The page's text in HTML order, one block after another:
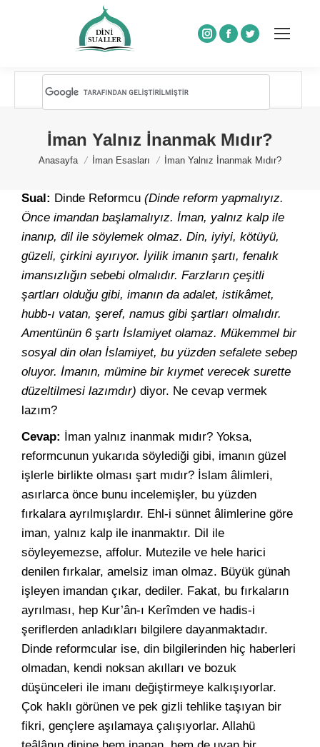
Instagram
Facebook
Twitter
İman Yalnız İnanmak Mıdır?
You are here:
Anasayfa İman Esasları İman Yalnız İnanmak Mıdır?
Sual: Dinde Reformcu (Dinde reform yapmalıyız.
Önce imandan başlamalıyız. İman, yalnız kalp ile
inanıp, dil ile söylemek olmaz. Din, iyiyi, kötüyü,
güzeli, çirkini ayırıyor. İyilik imanın şartı, fenalık
imansızlığın sebebi olmalıdır. Farzların çeşitli
şartları olduğu gibi, imanın da adalet, istikâmet,
hubb-ı vatan, şeref, namus gibi şartları olmalıdır.
Amentünün 6 şartı İslamiyet olamaz. Mükemmel bir
sosyal din olan İslamiyet, bu yüzden sefalete sebep
oluyor. İmanın, mümine bir kıymet verecek surette
düzeltilmesi lazımdır) diyor. Ne cevap vermek
lazım?
Cevap: İman yalnız inanmak mıdır? Yoksa,
reformcunun yukarıda söylediği gibi, imanın güzel
işlerle birlikte olması şart mıdır? İslam âlimleri,
asırlarca önce bunu incelemişler, bu yüzden
fırkalara ayrılmışlardır. Ehl-i sünnet âlimlerine göre
iman, yalnız kalp ile inanmaktır. Dil ile
söyleyemezse, affolur. Mutezile ve hele harici
denilen fırkalar, amelsiz iman olmaz. Büyük günah
işleyen imandan çıkar, dediler. Fakat, bu fırkaların
ayrılması, hep Kur’ân-ı Kerîmden ve hadis-i
şeriflerden anladıkları bilgilere dayanmaktadır.
Dinde reformcular ise, din bilgilerinden hiç haberleri
olmadan, kendi noksan akılları ve bozuk
düşünceleri ile imanı değiştirmeye kalkışıyorlar.
Çok haklı görünen ve pek gizli tehlike taşıyan bir
fikri, gençlere aşılamaya çalışıyorlar. Allahü